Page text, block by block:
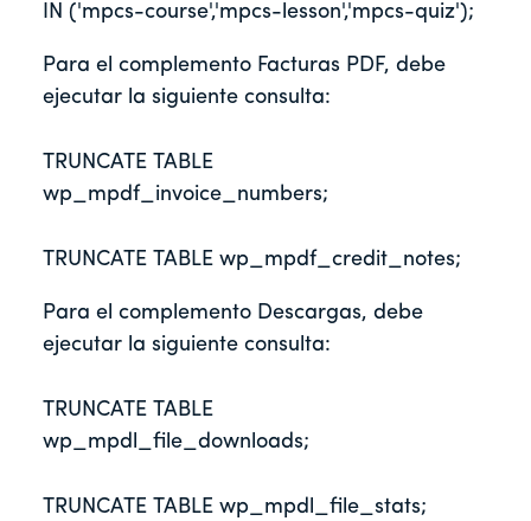
IN ('mpcs-course','mpcs-lesson','mpcs-quiz');
Para el complemento Facturas PDF, debe
ejecutar la siguiente consulta:
TRUNCATE TABLE
wp_mpdf_invoice_numbers;
TRUNCATE TABLE wp_mpdf_credit_notes;
Para el complemento Descargas, debe
ejecutar la siguiente consulta:
TRUNCATE TABLE
wp_mpdl_file_downloads;
TRUNCATE TABLE wp_mpdl_file_stats;